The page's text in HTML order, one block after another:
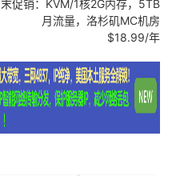
末促销：KVM/1核2G内存，5TB
月流量，洛杉矶MC机房
$18.99/年